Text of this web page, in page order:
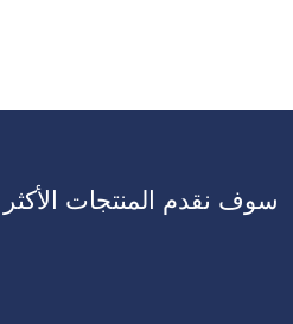
سوف نقدم المنتجات